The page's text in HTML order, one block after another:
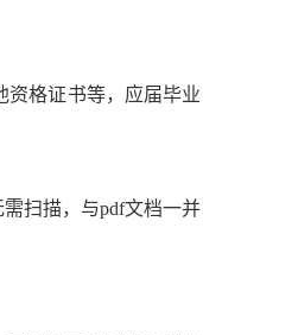
资格证书等，应届毕业
扫描，与pdf文档一并